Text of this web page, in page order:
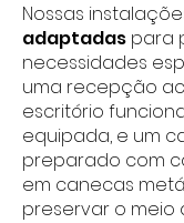
Nossas
adaptadas para
necessidades
uma recepção
escritório
equipada, e um
preparado com
em canecas
preservar o meio